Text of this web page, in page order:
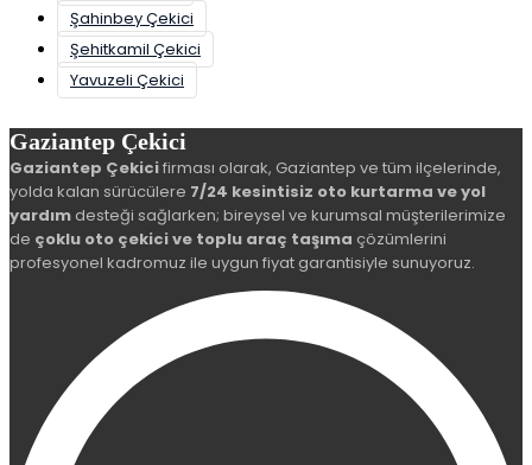
Şahinbey Çekici
Şehitkamil Çekici
Yavuzeli Çekici
Gaziantep Çekici
Gaziantep Çekicifirması olarak, Gaziantep ve tüm ilçelerinde,
yolda kalan sürücülere 7/24 kesintisiz oto kurtarma ve yol
yardım desteği sağlarken; bireysel ve kurumsal müşterilerimize
de çoklu oto çekici ve toplu araç taşıma çözümlerini
profesyonel kadromuz ile uygun fiyat garantisiyle sunuyoruz.